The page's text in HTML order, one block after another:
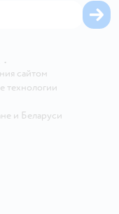
•
сайтом
технологии
и Беларуси